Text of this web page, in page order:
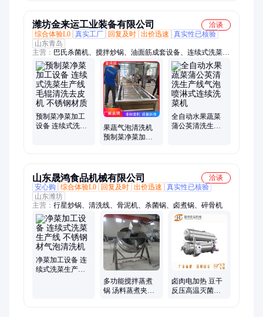
潍坊金来运工业装备有限公司
洽谈
综合体验L0 真实工厂 回复及时 出价迅速
真实性已核验
山东青岛
主营： 巴氏杀菌机、搅拌炒锅、油面筋成套设备、连续式洗菜生
产线、毛辊清洗去皮机、气泡清洗机、净菜加工设备、涡流清洗
机、预制菜加工设备、清洗风干流水线
预制菜净菜加工
设备 连续式洗菜
果蔬气泡清洗机
预制菜净菜加工
全自动水果蔬菜
蒲公英清洗生产
山东晟鸿食品机械有限公司
洽谈
安心购
综合体验L0 回复及时 出价迅速
真实性已核验
山东潍坊
主营： 行星炒锅、清洗线、骨泥机、杀菌锅、卤煮锅、碎骨机
净菜加工设备 连
续式洗菜生产线
多功能搅拌蒸煮
锅 汤料蒸煮夹层
卤肉电加热 豆干
反压高温灭菌锅